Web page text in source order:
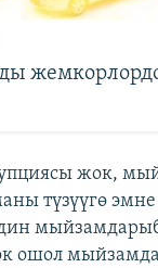
жок,
түзүүгө эмне
ошол